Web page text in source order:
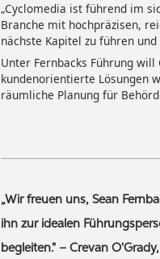
„Cyclomedia ist führend im
Branche mit hochpräzisen,
nächste Kapitel zu führen
Unter Fernbacks Führung
kundenorientierte Lösungen
räumliche Planung für
„Wir freuen uns, Sean
ihn zur idealen
begleiten." – Crevan